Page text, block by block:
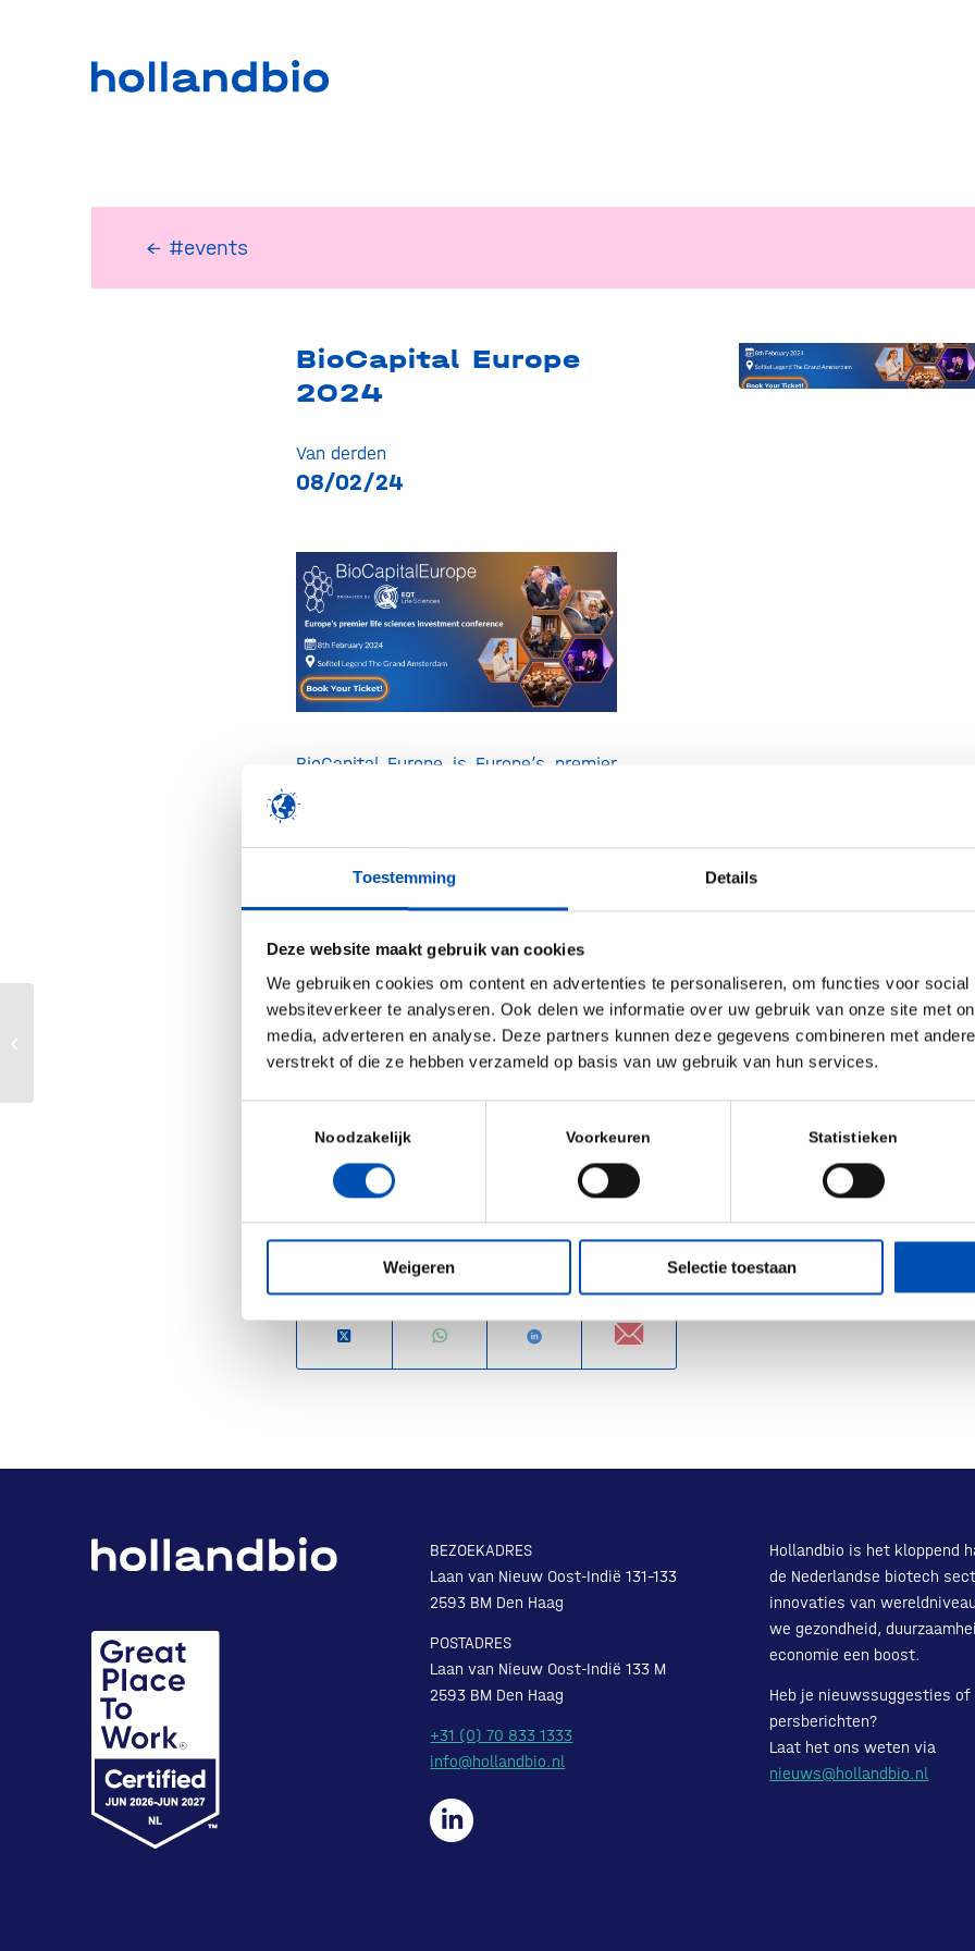
Toestemming Details
Deze website maakt gebruik van cookies
We gebruiken cookies om content en advertenties te personaliseren, om functies voor
websiteverkeer te analyseren. Ook delen we informatie over uw gebruik van onze site met
media, adverteren en analyse. Deze partners kunnen deze gegevens combineren met
verstrekt of die ze hebben verzameld op basis van uw gebruik van hun services.
Noodzakelijk Voorkeuren Statistieken
Weigeren Selectie toestaan
← #events
BioCapital Europe
2024
Van derden
08/02/24
BioCapital Europe is Europe’s premier
life sciences investment conference,
exciting biotech, medtech and
Benelux and Europe.
Date: 8th February 2024
Location:Hotel Sofitel Legend The
For more information and registration,
please visit the
conference website.
Deel dit stuk
BEZOEKADRES
Laan van Nieuw Oost-Indië 131-133
2593 BM Den Haag
POSTADRES
Laan van Nieuw Oost-Indië 133 M
2593 BM Den Haag
+31 (0) 70 833 1333
info@hollandbio.nl
Hollandbio is het kloppend
de Nederlandse biotech
innovaties van
we gezondheid,
economie een boost.
Heb je nieuwssuggesties of
persberichten?
Laat het ons weten via
nieuws@hollandbio.nl